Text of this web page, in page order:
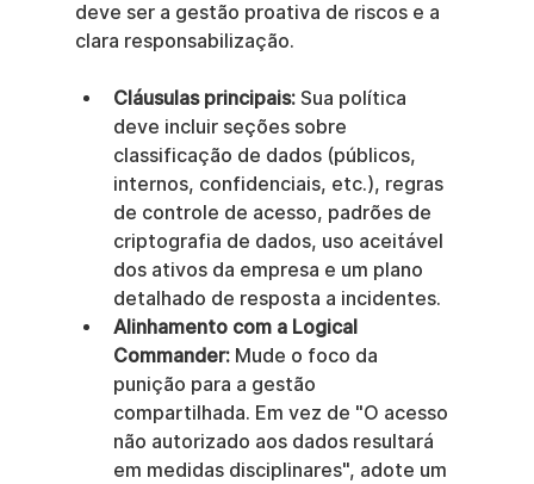
deve ser a gestão proativa de riscos e a
clara responsabilização.
Cláusulas principais: Sua política
deve incluir seções sobre
classificação de dados (públicos,
internos, confidenciais, etc.), regras
de controle de acesso, padrões de
criptografia de dados, uso aceitável
dos ativos da empresa e um plano
detalhado de resposta a incidentes.
Alinhamento com a Logical
Commander: Mude o foco da
punição para a gestão
compartilhada. Em vez de "O acesso
não autorizado aos dados resultará
em medidas disciplinares", adote um